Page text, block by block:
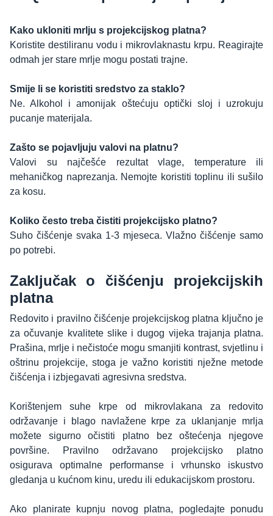
Kako ukloniti mrlju s projekcijskog platna?
Koristite destiliranu vodu i mikrovlaknastu krpu. Reagirajte
odmah jer stare mrlje mogu postati trajne.
Smije li se koristiti sredstvo za staklo?
Ne. Alkohol i amonijak oštećuju optički sloj i uzrokuju
pucanje materijala.
Zašto se pojavljuju valovi na platnu?
Valovi su najčešće rezultat vlage, temperature ili
mehaničkog naprezanja. Nemojte koristiti toplinu ili sušilo
za kosu.
Koliko često treba čistiti projekcijsko platno?
Suho čišćenje svaka 1-3 mjeseca. Vlažno čišćenje samo
po potrebi.
Zaključak o čišćenju projekcijskih
platna
Redovito i pravilno čišćenje projekcijskog platna ključno je
za očuvanje kvalitete slike i dugog vijeka trajanja platna.
Prašina, mrlje i nečistoće mogu smanjiti kontrast, svjetlinu i
oštrinu projekcije, stoga je važno koristiti nježne metode
čišćenja i izbjegavati agresivna sredstva.
Korištenjem suhe krpe od mikrovlakana za redovito
održavanje i blago navlažene krpe za uklanjanje mrlja
možete sigurno očistiti platno bez oštećenja njegove
površine. Pravilno održavano projekcijsko platno
osigurava optimalne performanse i vrhunsko iskustvo
gledanja u kućnom kinu, uredu ili edukacijskom prostoru.
Ako planirate kupnju novog platna, pogledajte ponudu